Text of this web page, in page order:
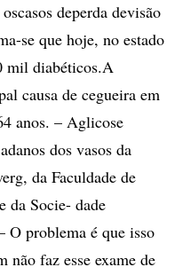
deperda devisão
se que hoje, no estado
mil diabéticos.A
causa de cegueira em
anos. – Aglicose
dos vasos da
da Faculdade de
da Socie- dade
O problema é que isso
não faz esse exame de